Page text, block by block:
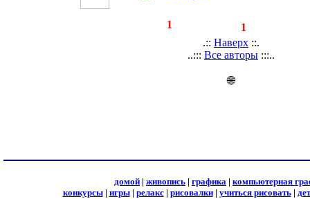
1
1
.:: Наверх ::.
..::: Все авторы :::..
🌐
домой | живопись | графика | компьютерная
конкурсы| игры| релакс| рисовалки| учиться рисовать|